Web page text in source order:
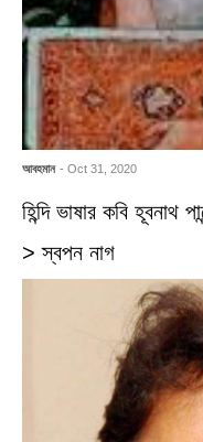
আবহমান - Oct 31, 2020
হিন্দি ভাষার কবি হূবনাথ
> স্বপন নাগ